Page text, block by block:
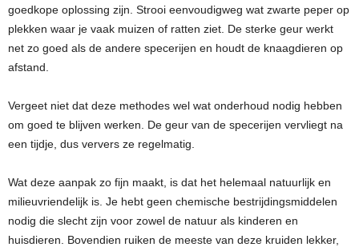
goedkope oplossing zijn. Strooi eenvoudigweg wat zwarte peper op
plekken waar je vaak muizen of ratten ziet. De sterke geur werkt
net zo goed als de andere specerijen en houdt de knaagdieren op
afstand.
Vergeet niet dat deze methodes wel wat onderhoud nodig hebben
om goed te blijven werken. De geur van de specerijen vervliegt na
een tijdje, dus ververs ze regelmatig.
Wat deze aanpak zo fijn maakt, is dat het helemaal natuurlijk en
milieuvriendelijk is. Je hebt geen chemische bestrijdingsmiddelen
nodig die slecht zijn voor zowel de natuur als kinderen en
huisdieren. Bovendien ruiken de meeste van deze kruiden lekker,